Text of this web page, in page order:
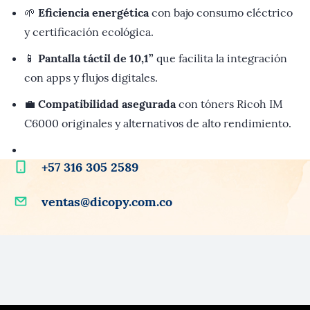
🌱 Eficiencia energéticacon bajo consumo eléctrico
y certificación ecológica.
📱 Pantalla táctil de 10,1” que facilita la integración
con apps y flujos digitales.
💼 Compatibilidad aseguradacon tóners Ricoh IM
C6000 originales y alternativos de alto rendimiento.
+57 316 305 2589
ventas@dicopy.com.co